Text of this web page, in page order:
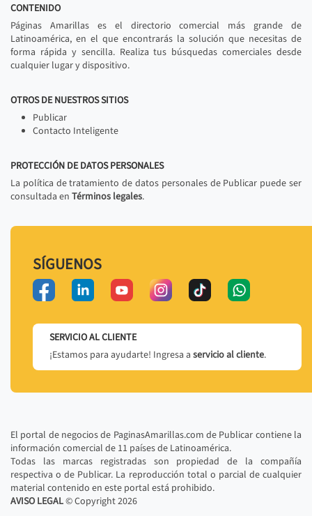
CONTENIDO
Páginas Amarillas es el directorio comercial más grande de
Latinoamérica, en el que encontrarás la solución que necesitas de
forma rápida y sencilla. Realiza tus búsquedas comerciales desde
cualquier lugar y dispositivo.
OTROS DE NUESTROS SITIOS
Publicar
Contacto Inteligente
PROTECCIÓN DE DATOS PERSONALES
La política de tratamiento de datos personales de Publicar puede ser
consultada en Términos legales.
SÍGUENOS
SERVICIO AL CLIENTE
¡Estamos para ayudarte! Ingresa a servicio al cliente.
El portal de negocios de PaginasAmarillas.com de Publicar contiene la
información comercial de 11 países de Latinoamérica.
Todas las marcas registradas son propiedad de la compañía
respectiva o de Publicar. La reproducción total o parcial de cualquier
material contenido en este portal está prohibido.
AVISO LEGAL© Copyright2026